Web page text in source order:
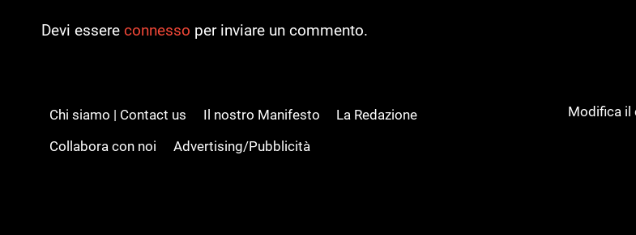
Devi essere connesso per inviare un commento.
Chi siamo | Contact us Il nostro Manifesto
La Redazione
Collabora con noi
Advertising/Pubblicità
Modifica il